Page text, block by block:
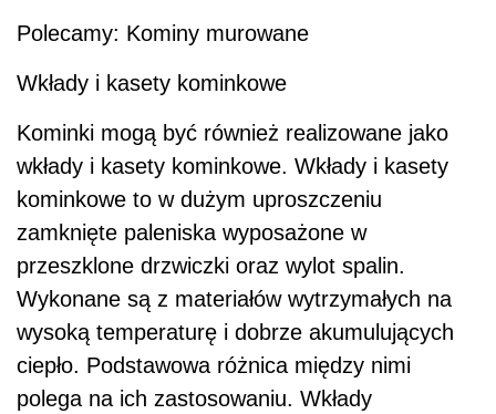
Polecamy: Kominy murowane
Wkłady i kasety kominkowe
Kominki mogą być również realizowane jako
wkłady i kasety kominkowe. Wkłady i kasety
kominkowe to w dużym uproszczeniu
zamknięte paleniska wyposażone w
przeszklone drzwiczki oraz wylot spalin.
Wykonane są z materiałów wytrzymałych na
wysoką temperaturę i dobrze akumulujących
ciepło. Podstawowa różnica między nimi
polega na ich zastosowaniu. Wkłady